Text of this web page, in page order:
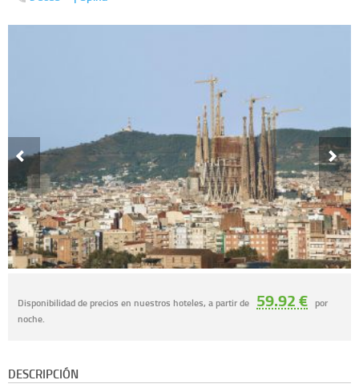
Disponibilidad de precios en nuestros hoteles, a partir de 59.92 € por
noche.
DESCRIPCIÓN